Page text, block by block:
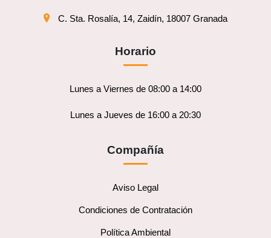
C. Sta. Rosalía, 14, Zaidín, 18007 Granada
Horario
Lunes a Viernes de 08:00 a 14:00
Lunes a Jueves de 16:00 a 20:30
Compañía
Aviso Legal
Condiciones de Contratación
Política Ambiental